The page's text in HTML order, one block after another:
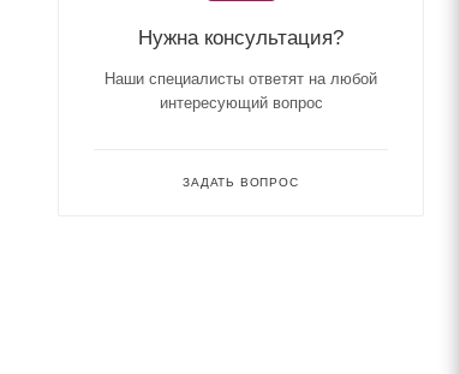
Нужна консультация?
Наши специалисты ответят на любой
интересующий вопрос
ЗАДАТЬ ВОПРОС